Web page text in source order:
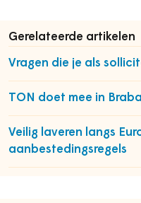
Gerelateerde artikelen
Vragen die je als
TON doet mee in
Veilig laveren langs
aanbestedingsregels